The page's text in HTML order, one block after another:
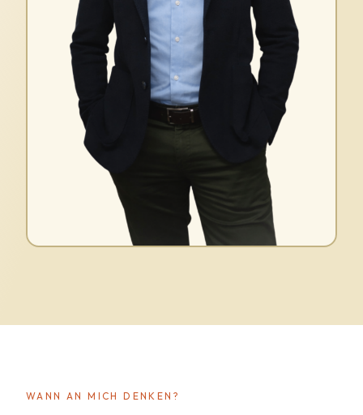
WANN AN MICH DENKEN?